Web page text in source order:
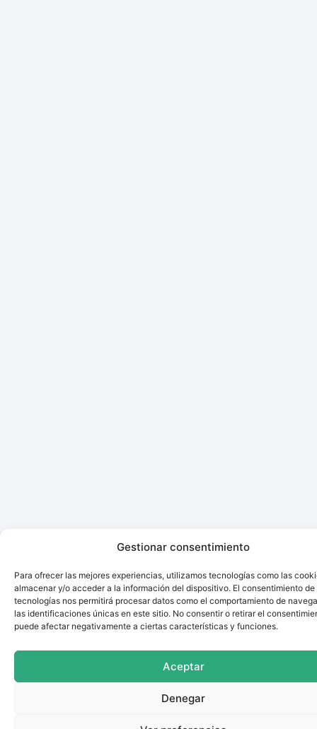
Gestionar consentimiento
Para ofrecer las mejores experiencias, utilizamos tecnologías como las
almacenar y/o acceder a la información del dispositivo. El consentimiento de
tecnologías nos permitirá procesar datos como el comportamiento de
las identificaciones únicas en este sitio. No consentir o retirar el
puede afectar negativamente a ciertas características y funciones.
Aceptar
Denegar